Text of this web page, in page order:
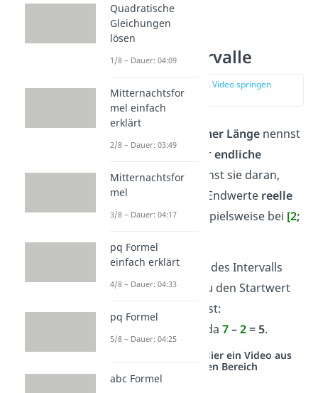
Endliche Intervalle
zur Stelle im Video springen
(01:06)
endlicher Länge nennst
dubeschränkte oderendliche
Intervalle. Du erkennst sie daran,
dass ihre Start- und Endwerte reelle
Zahlensind, wie beispielsweise bei [2;
Du kannst die Länge des Intervalls
berechnen, indem du den Startwert
vom Endwert abziehst:
, da 7–2= 5.
Studyflix vernetzt: Hier ein Video aus
einem anderen Bereich
Quadratische
Gleichungen
lösen
1/8 – Dauer: 04:09
Mitternachtsfor
mel einfach
erklärt
2/8 – Dauer: 03:49
Mitternachtsfor
mel
3/8 – Dauer: 04:17
pq Formel
einfach erklärt
4/8 – Dauer: 04:33
pq Formel
5/8 – Dauer: 04:25
abc Formel